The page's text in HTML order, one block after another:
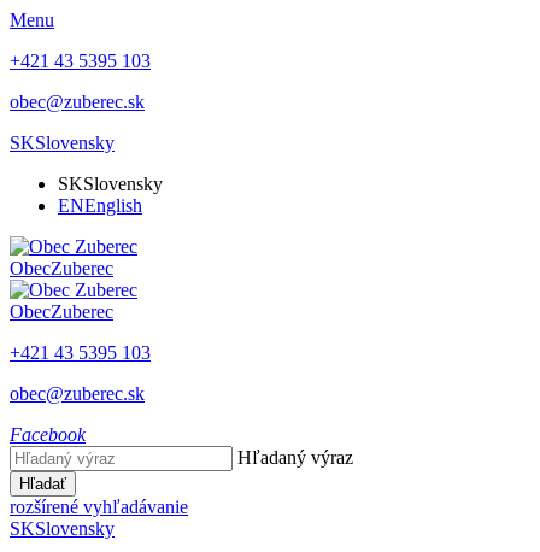
Menu
+421 43 5395 103
obec@zuberec.sk
SKSlovensky
SKSlovensky
ENEnglish
ObecZuberec
ObecZuberec
+421 43 5395 103
obec@zuberec.sk
Facebook
Hľadaný výraz
Hľadať
rozšírené vyhľadávanie
SKSlovensky